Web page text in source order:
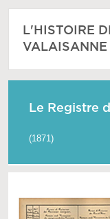
L'HISTOIRE
VALAISANNE
Le Registre
(1871)